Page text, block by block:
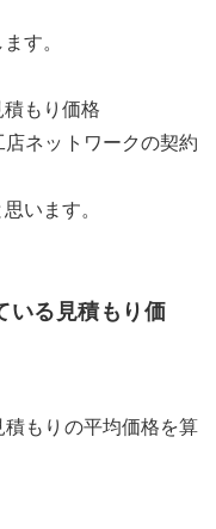
す。
もり価格
ネットワークの契約
います。
いる見積もり価
積もりの平均価格を算